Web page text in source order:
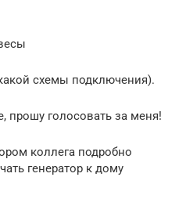
схемы подключения).
прошу голосовать за меня!
коллега подробно
генератор к дому